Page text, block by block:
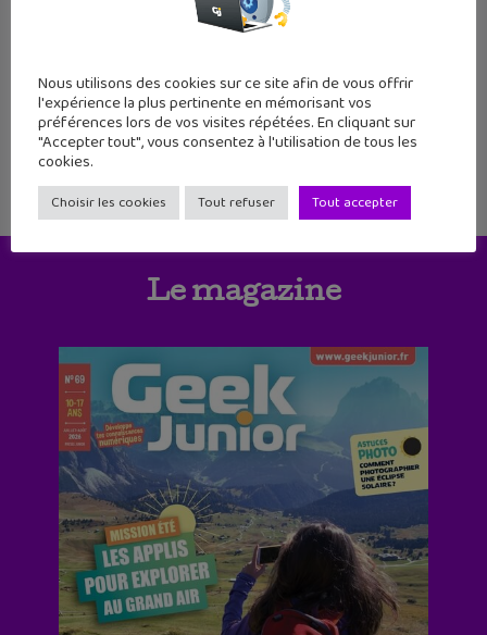
7 8 9 10 11
Le magazine
Nous utilisons des cookies sur ce site afin de vous offrir
l'expérience la plus pertinente en mémorisant vos
préférences lors de vos visites répétées. En cliquant sur
"Accepter tout", vous consentez à l'utilisation de tous les
cookies.
Choisir les cookies Tout refuser Tout accepter